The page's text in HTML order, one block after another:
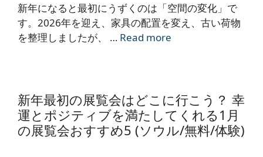
新年になると最初にうずくのは「空間の変化」で
す。2026年を迎え、家具の配置を変え、古い荷物
を整理しましたが、 … Read more
新年最初の展覧会はどこに行こう？ 幸
運とポジティブを満たしてくれる1月
の展覧会おすすめ5 (ソウル/無料/体験)